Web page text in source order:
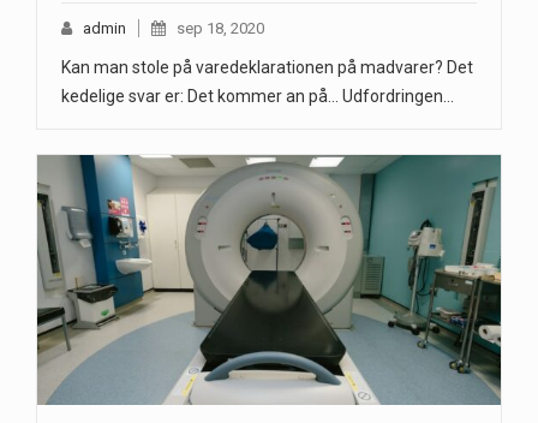
admin sep 18, 2020
Kan man stole på varedeklarationen på madvarer? Det
kedelige svar er: Det kommer an på... Udfordringen…